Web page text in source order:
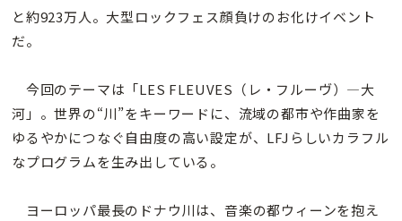
と約923万人。大型ロックフェス顔負けのお化けイベント
だ。
今回のテーマは「LES FLEUVES（レ・フルーヴ）—大
河」。世界の“川”をキーワードに、流域の都市や作曲家を
ゆるやかにつなぐ自由度の高い設定が、LFJらしいカラフル
なプログラムを生み出している。
ヨーロッパ最長のドナウ川は、音楽の都ウィーンを抱え